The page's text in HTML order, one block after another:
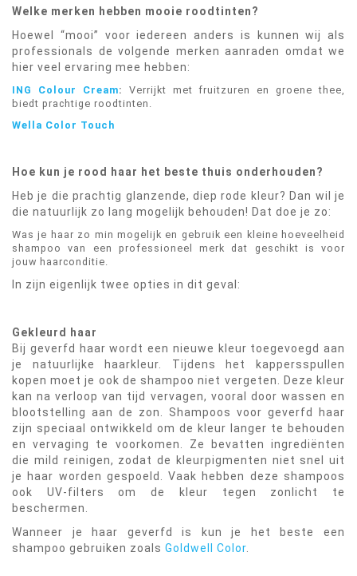
Welke merken hebben mooie roodtinten?
Hoewel “mooi” voor iedereen anders is kunnen wij als
professionals de volgende merken aanraden omdat we
hier veel ervaring mee hebben:
ING Colour Cream:
Verrijkt met fruitzuren en groene thee,
biedt prachtige roodtinten.
Wella Color Touch
Hoe kun je rood haar het beste thuis onderhouden?
Heb je die prachtig glanzende, diep rode kleur? Dan wil je
die natuurlijk zo lang mogelijk behouden! Dat doe je zo:
Was je haar zo min mogelijk en gebruik een kleine hoeveelheid
shampoo van een professioneel merk dat geschikt is voor
jouw haarconditie.
In zijn eigenlijk twee opties in dit geval:
Gekleurd haar
Bij geverfd haar wordt een nieuwe kleur toegevoegd aan
je natuurlijke haarkleur. Tijdens het kappersspullen
kopen moet je ook de shampoo niet vergeten. Deze kleur
kan na verloop van tijd vervagen, vooral door wassen en
blootstelling aan de zon. Shampoos voor geverfd haar
zijn speciaal ontwikkeld om de kleur langer te behouden
en vervaging te voorkomen. Ze bevatten ingrediënten
die mild reinigen, zodat de kleurpigmenten niet snel uit
je haar worden gespoeld. Vaak hebben deze shampoos
ook UV-filters om de kleur tegen zonlicht te
beschermen.
Wanneer je haar geverfd is kun je het beste een
shampoo gebruiken zoals Goldwell Color